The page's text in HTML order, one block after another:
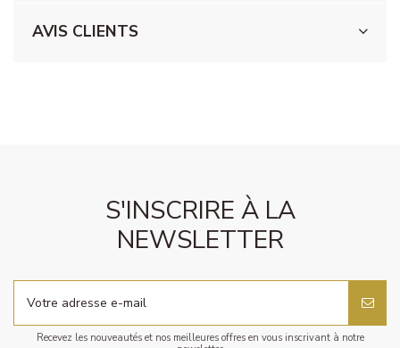
AVIS CLIENTS
S'INSCRIRE À LA
NEWSLETTER
Recevez les nouveautés et nos meilleures offres en vous inscrivant à notre